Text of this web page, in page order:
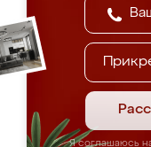
Я соглашаюсь